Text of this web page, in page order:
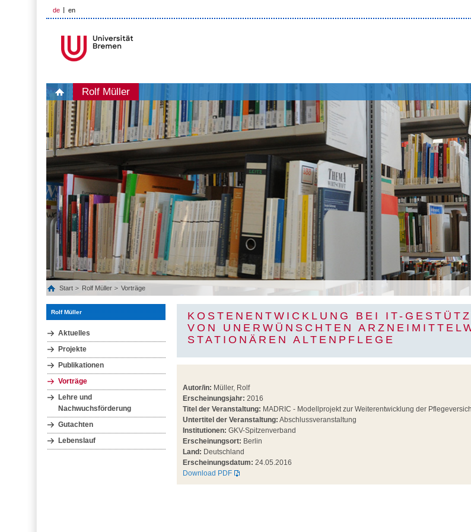
de en
Rolf Müller
Start Rolf Müller Vorträge
Rolf Müller
Aktuelles
Projekte
Publikationen
Vorträge
Lehre und
Nachwuchsförderung
Gutachten
Lebenslauf
KOSTENENTWICKLUNG BEI IT-
VON UNERWÜNSCHTEN
STATIONÄREN ALTENPFLEGE
Autor/in: Müller, Rolf
Erscheinungsjahr: 2016
Titel der Veranstaltung: MADRIC - Modellprojekt zur Weiterentwicklung der
Untertitel der Veranstaltung: Abschlussveranstaltung
Institutionen: GKV-Spitzenverband
Erscheinungsort: Berlin
Land: Deutschland
Erscheinungsdatum: 24.05.2016
Download PDF